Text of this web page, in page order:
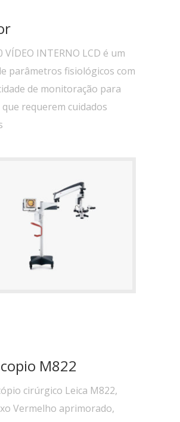
VÍDEO INTERNO LCD é um
parâmetros fisiológicos com
de monitoração para
que requerem cuidados
M822
cirúrgico Leica M822,
Vermelho aprimorado,